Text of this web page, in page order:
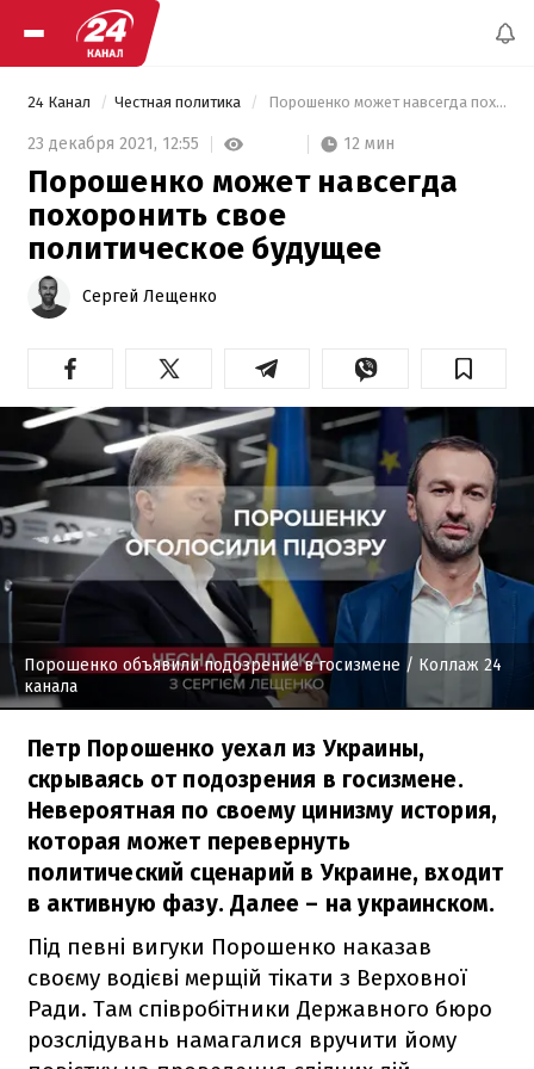
24 Канал Честная политика Порошенко может навсегда похоронить свое политическое будущее
23 декабря 2021, 12:55 12 мин
Порошенко может навсегда
похоронить свое
политическое будущее
Сергей Лещенко
Порошенко объявили подозрение в госизмене / Коллаж 24
канала
Петр Порошенко уехал из Украины,
скрываясь от подозрения в госизмене.
Невероятная по своему цинизму история,
которая может перевернуть
политический сценарий в Украине, входит
в активную фазу. Далее – на украинском.
Під певні вигуки Порошенко наказав
своєму водієві мерщій тікати з Верховної
Ради. Там співробітники Державного бюро
розслідувань намагалися вручити йому